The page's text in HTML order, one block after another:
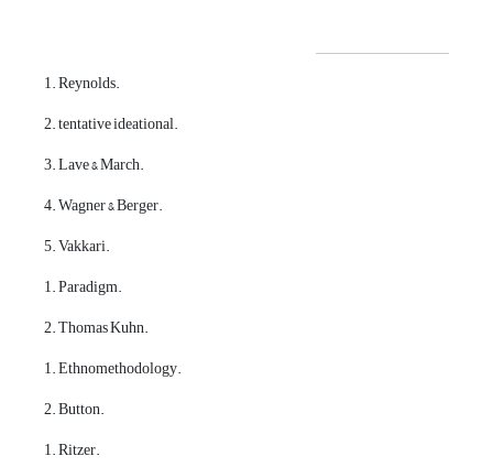
1. Reynolds.
2. tentative ideational.
3. Lave & March.
4. Wagner & Berger.
5. Vakkari.
1. Paradigm.
2. Thomas Kuhn.
1. Ethnomethodology.
2. Button.
1. Ritzer.